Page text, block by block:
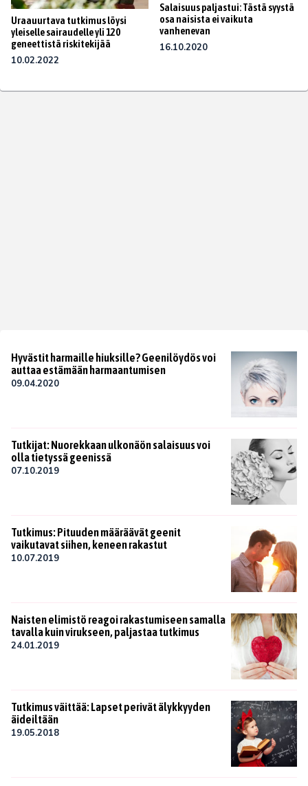
Uraauurtava tutkimus löysi
yleiselle sairaudelle yli 120
geneettistä riskitekijää
10.02.2022
Salaisuus paljastui: Tästä syystä
osa naisista ei vaikuta
vanhenevan
16.10.2020
Hyvästit harmaille hiuksille? Geenilöydös voi
auttaa estämään harmaantumisen
09.04.2020
Tutkijat: Nuorekkaan ulkonäön salaisuus voi
olla tietyssä geenissä
07.10.2019
Tutkimus: Pituuden määräävät geenit
vaikutavat siihen, keneen rakastut
10.07.2019
Naisten elimistö reagoi rakastumiseen samalla
tavalla kuin virukseen, paljastaa tutkimus
24.01.2019
Tutkimus väittää: Lapset perivät älykkyyden
äideiltään
19.05.2018